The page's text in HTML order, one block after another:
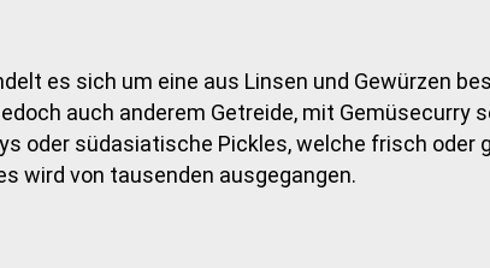
es sich um eine aus Linsen und Gewürzen
auch anderem Getreide, mit Gemüsecurry
oder südasiatische Pickles, welche frisch oder
wird von tausenden ausgegangen.